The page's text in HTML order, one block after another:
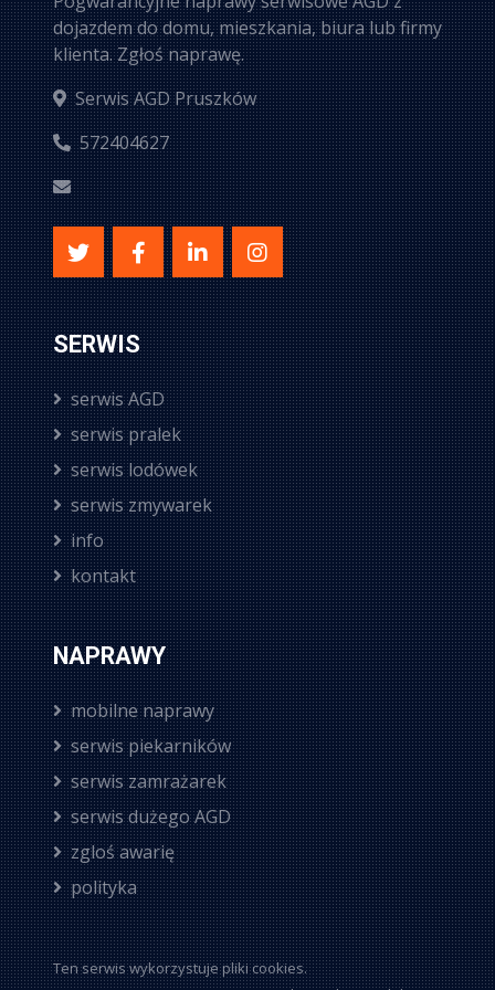
dojazdem do domu, mieszkania, biura lub firmy
klienta. Zgłoś naprawę.
Serwis AGD Pruszków
572404627
SERWIS
serwis AGD
serwis pralek
serwis lodówek
serwis zmywarek
info
kontakt
NAPRAWY
mobilne naprawy
serwis piekarników
serwis zamrażarek
serwis dużego AGD
zgloś awarię
polityka
Ten serwis wykorzystuje pliki cookies.